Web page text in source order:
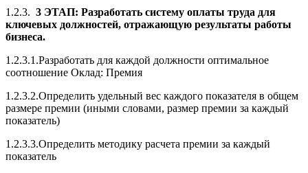
1.2.3. 3 ЭТАП: Разработать систему оплаты труда для
ключевых должностей, отражающую результаты работы
бизнеса.
1.2.3.1.Разработать для каждой должности оптимальное
соотношение Оклад: Премия
1.2.3.2.Определить удельный вес каждого показателя в общем
размере премии (иными словами, размер премии за каждый
показатель)
1.2.3.3.Определить методику расчета премии за каждый
показатель